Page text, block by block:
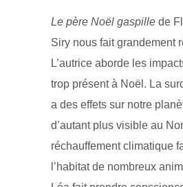
Le père Noël gaspille de
Siry nous fait grandement
L’autrice aborde les
trop présent à Noël. La
a des effets sur notre
d’autant plus visible au
réchauffement climatique
l’habitat de nombreux